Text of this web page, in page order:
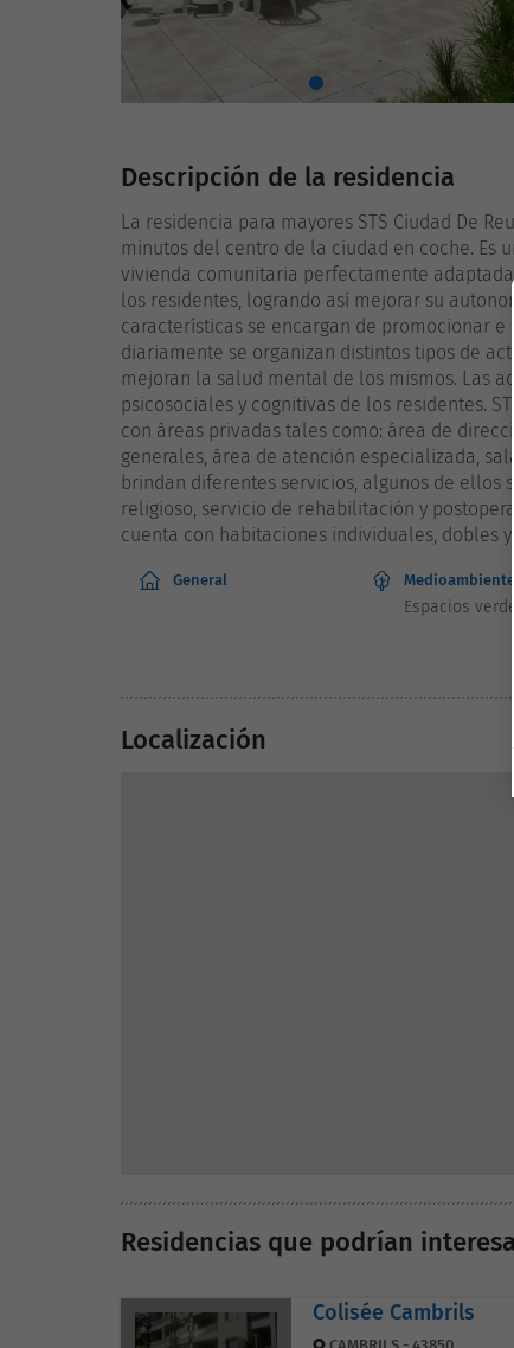
Descripción de la residencia
La residencia para mayores STS Ciudad De
minutos del centro de la ciudad en coche. Es
vivienda comunitaria perfectamente
los residentes, logrando así mejorar su
características se encargan de promocionar
diariamente se organizan distintos tipos de
mejoran la salud mental de los mismos. Las
psicosociales y cognitivas de los residentes.
con áreas privadas tales como: área de
generales, área de atención especializada,
brindan diferentes servicios, algunos de ellos
religioso, servicio de rehabilitación y
cuenta con habitaciones individuales, dobles
General Medioambiente
Espacios
Localización
Residencias que podrían
Colisée Cambrils